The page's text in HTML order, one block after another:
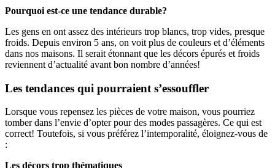
Pourquoi est-ce une tendance durable?
Les gens en ont assez des intérieurs trop blancs, trop vides, presque
froids. Depuis environ 5 ans, on voit plus de couleurs et d’éléments
dans nos maisons. Il serait étonnant que les décors épurés et froids
reviennent d’actualité avant bon nombre d’années!
Les tendances qui pourraient s’essouffler
Lorsque vous repensez les pièces de votre maison, vous pourriez
tomber dans l’envie d’opter pour des modes passagères. Ce qui est
correct! Toutefois, si vous préférez l’intemporalité, éloignez-vous de
:
Les décors trop thématiques